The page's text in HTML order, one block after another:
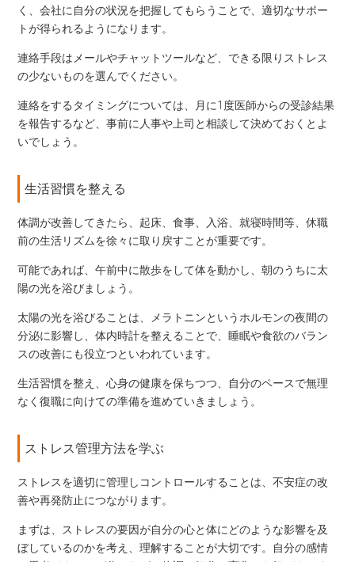
く、会社に自分の状況を把握してもらうことで、適切なサポー
トが得られるようになります。
連絡手段はメールやチャットツールなど、できる限りストレス
の少ないものを選んでください。
連絡をするタイミングについては、月に1度医師からの受診結果
を報告するなど、事前に人事や上司と相談して決めておくとよ
いでしょう。
生活習慣を整える
体調が改善してきたら、起床、食事、入浴、就寝時間等、休職
前の生活リズムを徐々に取り戻すことが重要です。
可能であれば、午前中に散歩をして体を動かし、朝のうちに太
陽の光を浴びましょう。
太陽の光を浴びることは、メラトニンというホルモンの夜間の
分泌に影響し、体内時計を整えることで、睡眠や食欲のバラン
スの改善にも役立つといわれています。
生活習慣を整え、心身の健康を保ちつつ、自分のペースで無理
なく復職に向けての準備を進めていきましょう。
ストレス管理方法を学ぶ
ストレスを適切に管理しコントロールすることは、不安症の改
善や再発防止につながります。
まずは、ストレスの要因が自分の心と体にどのような影響を及
ぼしているのかを考え、理解することが大切です。自分の感情